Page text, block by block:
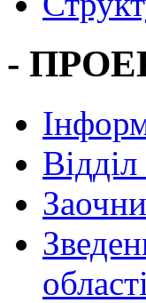
-
Вiддiл
області